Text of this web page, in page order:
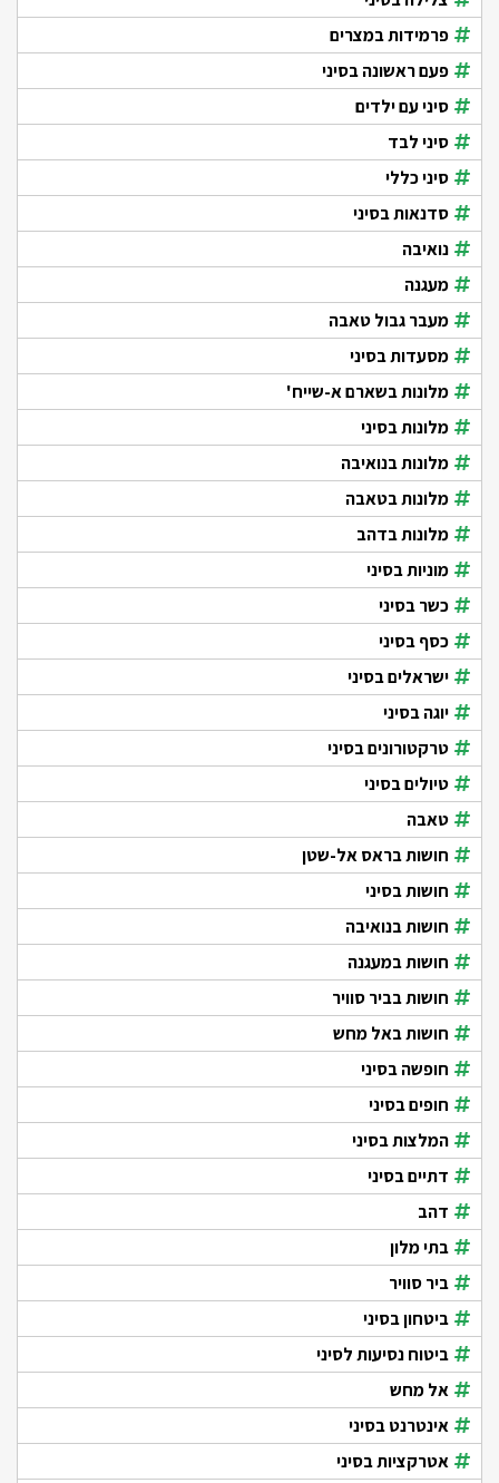
פרמידות במצרים
פעם ראשונה בסיני
סיני עם ילדים
סיני לבד
סיני כללי
סדנאות בסיני
נואיבה
מעגנה
מעבר גבול טאבה
מסעדות בסיני
מלונות בשארם א-שייח'
מלונות בסיני
מלונות בנואיבה
מלונות בטאבה
מלונות בדהב
מוניות בסיני
כשר בסיני
כסף בסיני
ישראלים בסיני
יוגה בסיני
טרקטורונים בסיני
טיולים בסיני
טאבה
חושות בראס אל-שטן
חושות בסיני
חושות בנואיבה
חושות במעגנה
חושות בביר סוויר
חושות באל מחש
חופשה בסיני
חופים בסיני
המלצות בסיני
דתיים בסיני
דהב
בתי מלון
ביר סוויר
ביטחון בסיני
ביטוח נסיעות לסיני
אל מחש
אינטרנט בסיני
אטרקציות בסיני